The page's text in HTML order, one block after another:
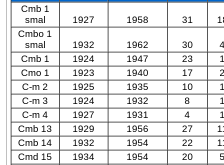
Cmb 1
smal
1927 1958 31
Cmbo 1
smal
1932 1962 30
Cmb 1
1924 1947 23
Cmo 1
1923 1940 17
C-m 2
1925 1935 10
C-m 3
1924 1932 8
C-m 4
1927 1931 4
Cmb 13
1929 1956 27
Cmb 14
1932 1954 22
Cmd 15
1934 1954 20